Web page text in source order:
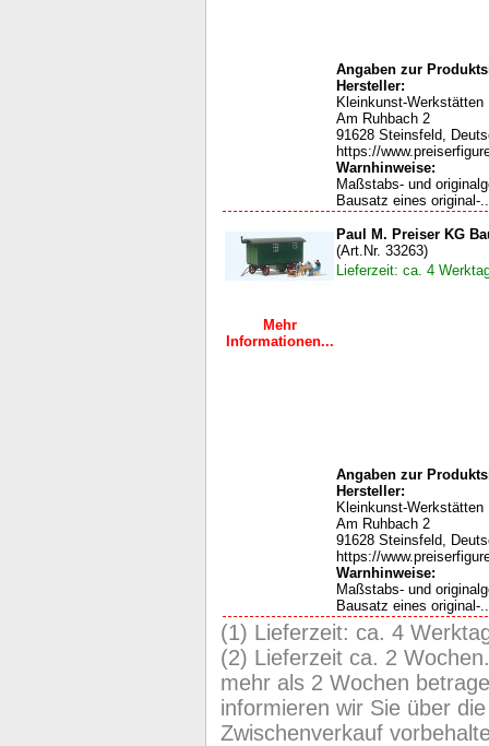
Angaben zur
Hersteller:
Kleinkunst-
Am Ruhbach 2
91628 Steinsfeld,
https://
Warnhinweise:
Maßstabs- und
Bausatz eines original-
Mehr
Informationen...
Paul M. Preiser KG
(Art.Nr. 33263)
Lieferzeit: ca. 4
Angaben zur
Hersteller:
Kleinkunst-
Am Ruhbach 2
91628 Steinsfeld,
https://
Warnhinweise:
Maßstabs- und
Bausatz eines original-
(1) Lieferzeit: ca. 4
(2) Lieferzeit ca. 2
mehr als 2 Wochen
informieren wir Sie über
Zwischenverkauf